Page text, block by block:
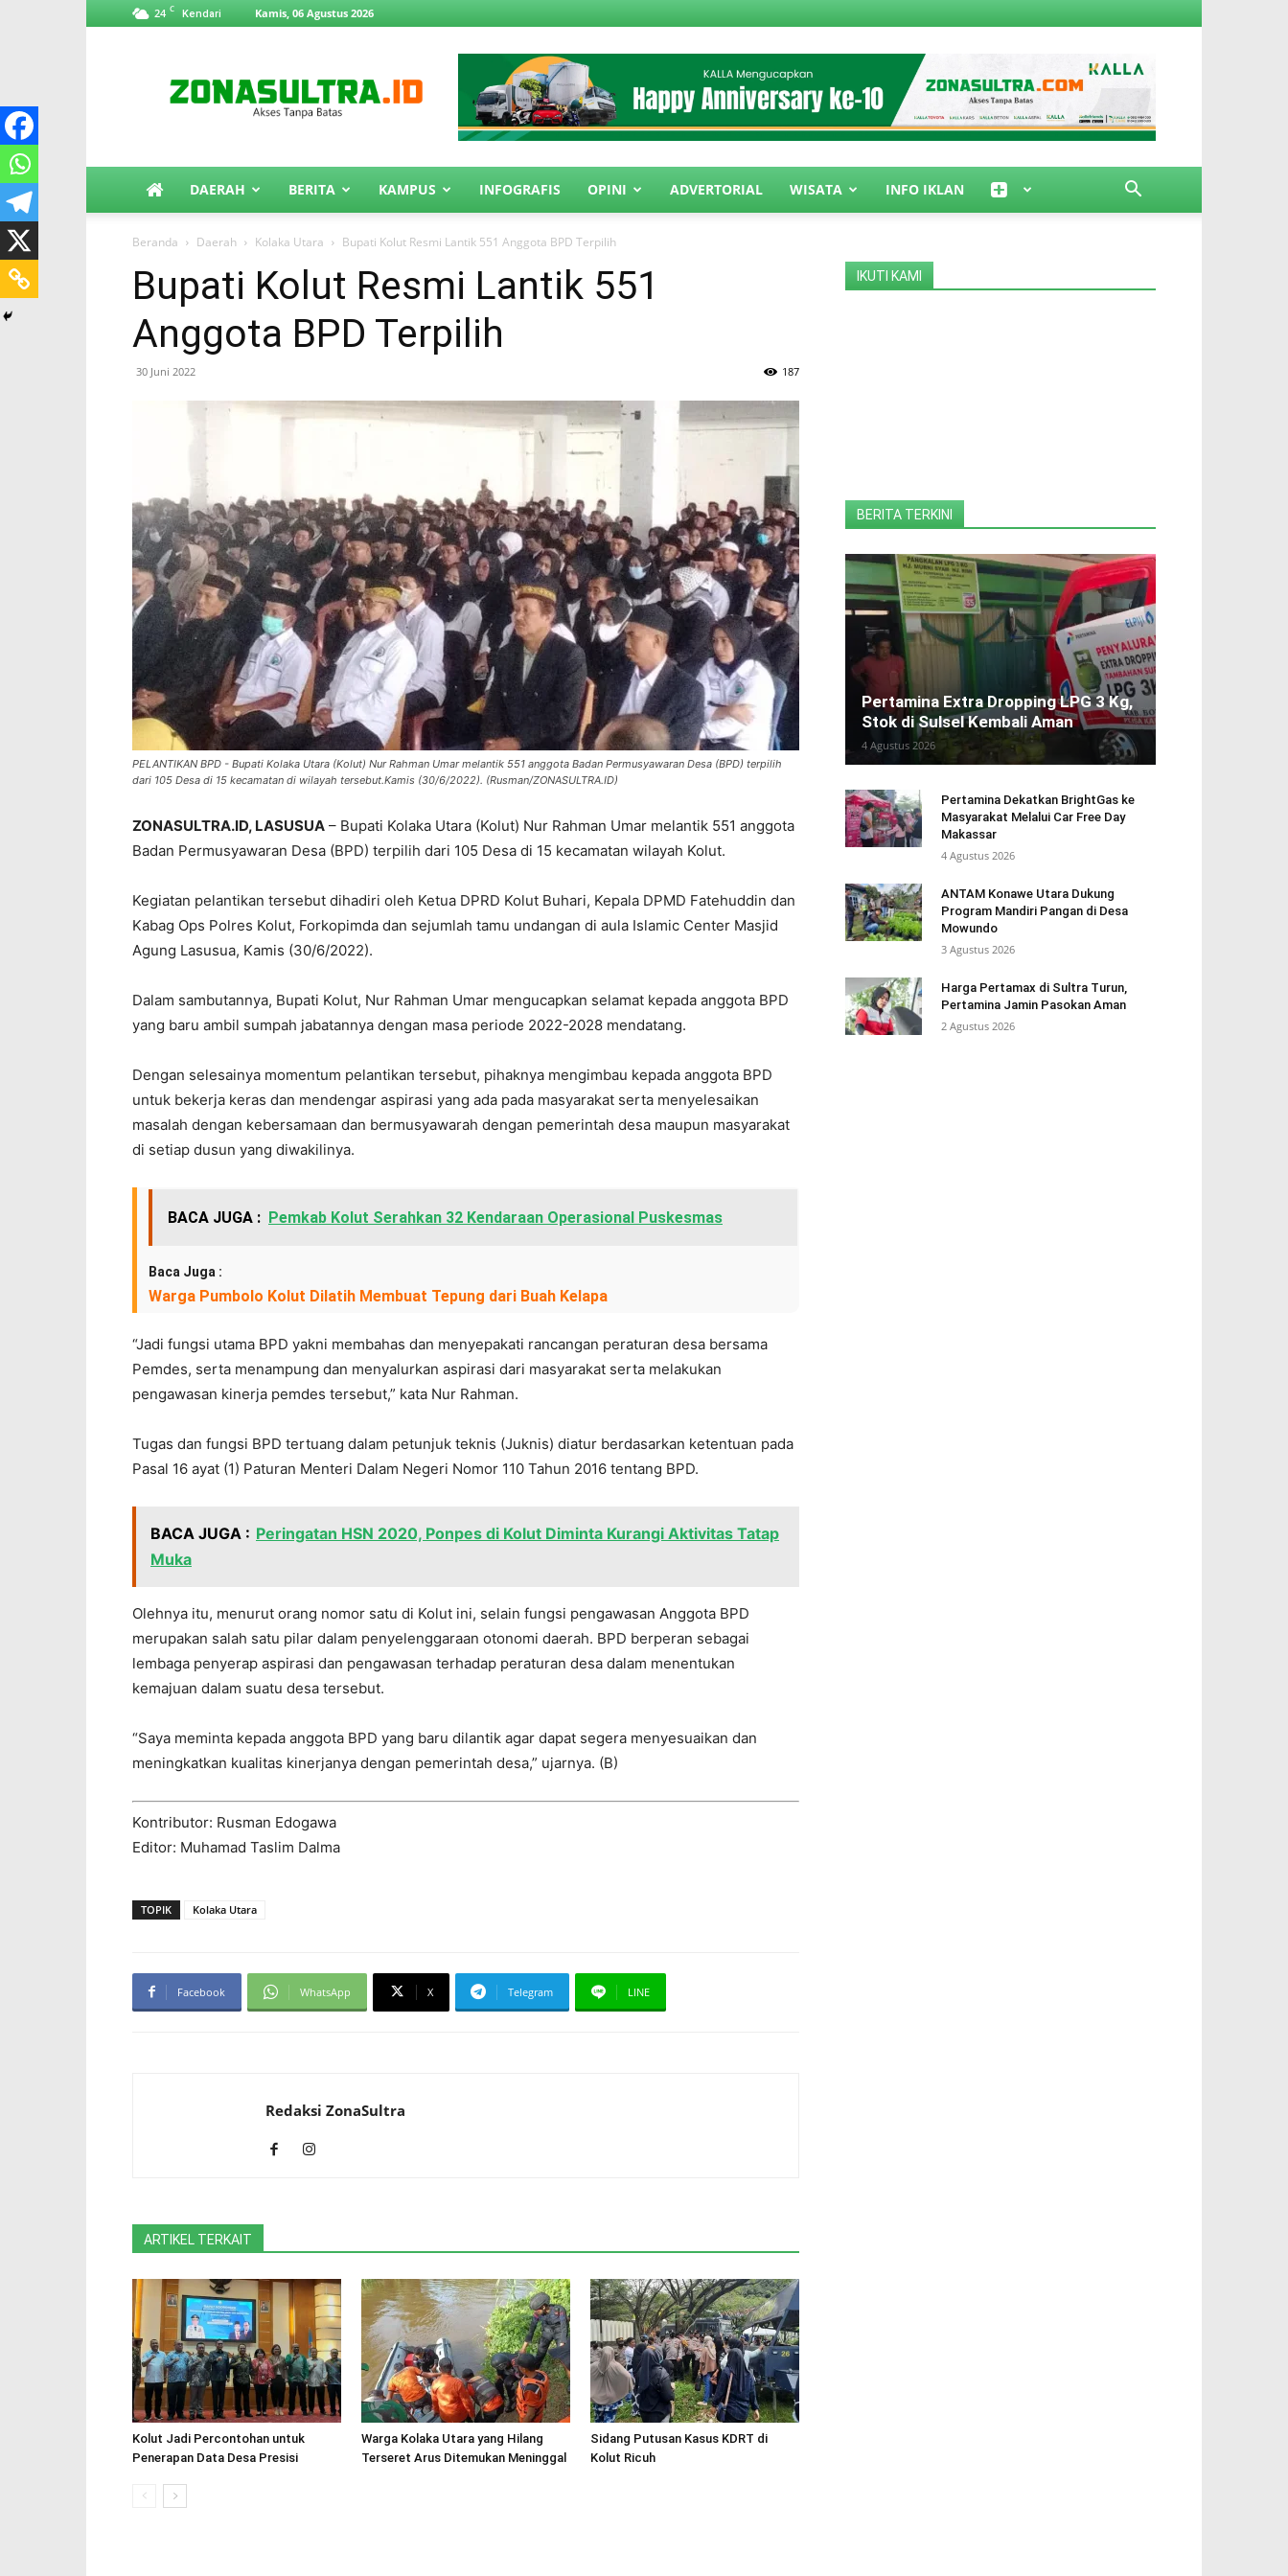
24 C Kendari Kamis, 06 Agustus 2026
DAERAH BERITA KAMPUS INFOGRAFIS OPINI ADVERTORIAL WISATA INFO IKLAN
Beranda Daerah Kolaka Utara Bupati Kolut Resmi Lantik 551 Anggota BPD Terpilih
Bupati Kolut Resmi Lantik 551
Anggota BPD Terpilih
30 Juni 2022 187
PELANTIKAN BPD - Bupati Kolaka Utara (Kolut) Nur Rahman Umar melantik 551 anggota Badan Permusyawaran Desa (BPD) terpilih
dari 105 Desa di 15 kecamatan di wilayah tersebut.Kamis (30/6/2022). (Rusman/ZONASULTRA.ID)
ZONASULTRA.ID, LASUSUA – Bupati Kolaka Utara (Kolut) Nur Rahman Umar melantik 551 anggota
Badan Permusyawaran Desa (BPD) terpilih dari 105 Desa di 15 kecamatan wilayah Kolut.
Kegiatan pelantikan tersebut dihadiri oleh Ketua DPRD Kolut Buhari, Kepala DPMD Fatehuddin dan
Kabag Ops Polres Kolut, Forkopimda dan sejumlah tamu undangan di aula Islamic Center Masjid
Agung Lasusua, Kamis (30/6/2022).
Dalam sambutannya, Bupati Kolut, Nur Rahman Umar mengucapkan selamat kepada anggota BPD
yang baru ambil sumpah jabatannya dengan masa periode 2022-2028 mendatang.
Dengan selesainya momentum pelantikan tersebut, pihaknya mengimbau kepada anggota BPD
untuk bekerja keras dan mendengar aspirasi yang ada pada masyarakat serta menyelesaikan
masalah dengan kebersamaan dan bermusyawarah dengan pemerintah desa maupun masyarakat
di setiap dusun yang diwakilinya.
BACA JUGA : Pemkab Kolut Serahkan 32 Kendaraan Operasional Puskesmas
Baca Juga :
Warga Pumbolo Kolut Dilatih Membuat Tepung dari Buah Kelapa
“Jadi fungsi utama BPD yakni membahas dan menyepakati rancangan peraturan desa bersama
Pemdes, serta menampung dan menyalurkan aspirasi dari masyarakat serta melakukan
pengawasan kinerja pemdes tersebut,” kata Nur Rahman.
Tugas dan fungsi BPD tertuang dalam petunjuk teknis (Juknis) diatur berdasarkan ketentuan pada
Pasal 16 ayat (1) Paturan Menteri Dalam Negeri Nomor 110 Tahun 2016 tentang BPD.
BACA JUGA : Peringatan HSN 2020, Ponpes di Kolut Diminta Kurangi Aktivitas Tatap
Muka
Olehnya itu, menurut orang nomor satu di Kolut ini, selain fungsi pengawasan Anggota BPD
merupakan salah satu pilar dalam penyelenggaraan otonomi daerah. BPD berperan sebagai
lembaga penyerap aspirasi dan pengawasan terhadap peraturan desa dalam menentukan
kemajuan dalam suatu desa tersebut.
“Saya meminta kepada anggota BPD yang baru dilantik agar dapat segera menyesuaikan dan
meningkatkan kualitas kinerjanya dengan pemerintah desa,” ujarnya. (B)
Kontributor: Rusman Edogawa
Editor: Muhamad Taslim Dalma
TOPIK Kolaka Utara
Facebook WhatsApp X Telegram LINE
Redaksi ZonaSultra
ARTIKEL TERKAIT
Kolut Jadi Percontohan untuk
Penerapan Data Desa Presisi
Warga Kolaka Utara yang Hilang
Terseret Arus Ditemukan Meninggal
Sidang Putusan Kasus KDRT di
Kolut Ricuh
IKUTI KAMI
BERITA TERKINI
Pertamina Extra Dropping LPG 3 Kg,
Stok di Sulsel Kembali Aman
4 Agustus 2026
Pertamina Dekatkan BrightGas ke
Masyarakat Melalui Car Free Day
Makassar
4 Agustus 2026
ANTAM Konawe Utara Dukung
Program Mandiri Pangan di Desa
Mowundo
3 Agustus 2026
Harga Pertamax di Sultra Turun,
Pertamina Jamin Pasokan Aman
2 Agustus 2026